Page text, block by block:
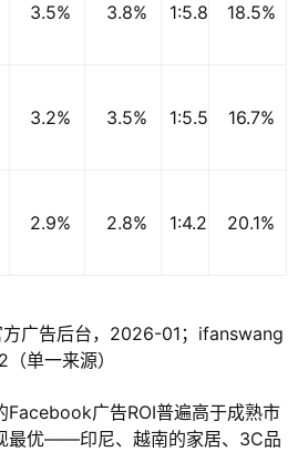
3.5% 3.8% 1:5.8 18.5%
3.2% 3.5% 1:5.5 16.7%
2.9% 2.8% 1:4.2 20.1%
广告后台，2026-01；ifanswang
单一来源）
Facebook广告ROI普遍高于成熟市
最优——印尼、越南的家居、3C品